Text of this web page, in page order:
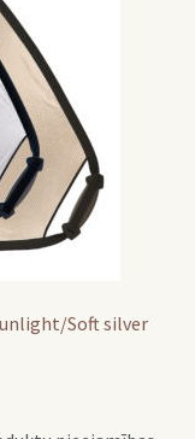
Soft silver